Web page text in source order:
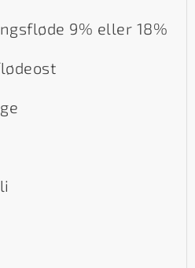
9% eller 18%